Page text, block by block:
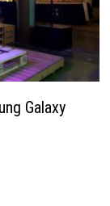
Galaxy